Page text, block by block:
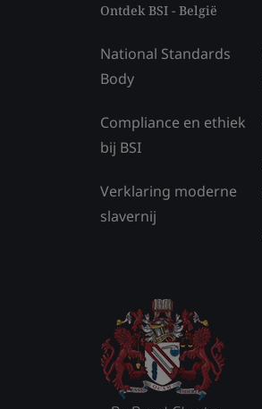
Ontdek BSI - België
National Standards
Body
Compliance en ethiek
bij BSI
Verklaring moderne
slavernij